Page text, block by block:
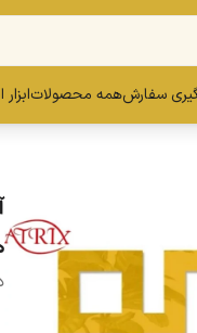
سفارشهمه محصولات